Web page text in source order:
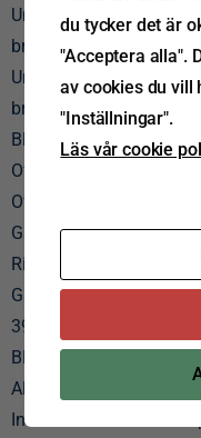
Underlag för
bromssystem
Underlag för
bromssystem
Blankett för
Offertförfrågan Tridec
Offertförfrågan ETS
Garantivillkor Tridec
Rikttider för åtgärder på
Garantidokument BPW
39092101s
BPW ECO Plus
Allmänna Levbest.
Infoblad Alcoa Wheels
du tycker det är
"Acceptera alla".
av cookies du vill
"Inställningar".
Läs vår cookie